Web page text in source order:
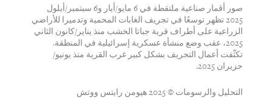
صور أقمار صناعية ملتقطة في 6 مايو/أيار و6 سبتمبر/أيلول
2025 تظهر توسعًا في تجريف الغابات المحمية وتدميرا للأراضي
الزراعية على أطراف قرية جباتا الخشب منذ يناير/كانون الثاني
2025، عقب وضع منشأة عسكرية إسرائيلية في المنطقة.
تكثّفت أعمال التجريف بشكل كبير غرب القرية منذ يونيو/
حزيران 2025.
التحليل والرسومات © 2025 هيومن رايتس ووتش